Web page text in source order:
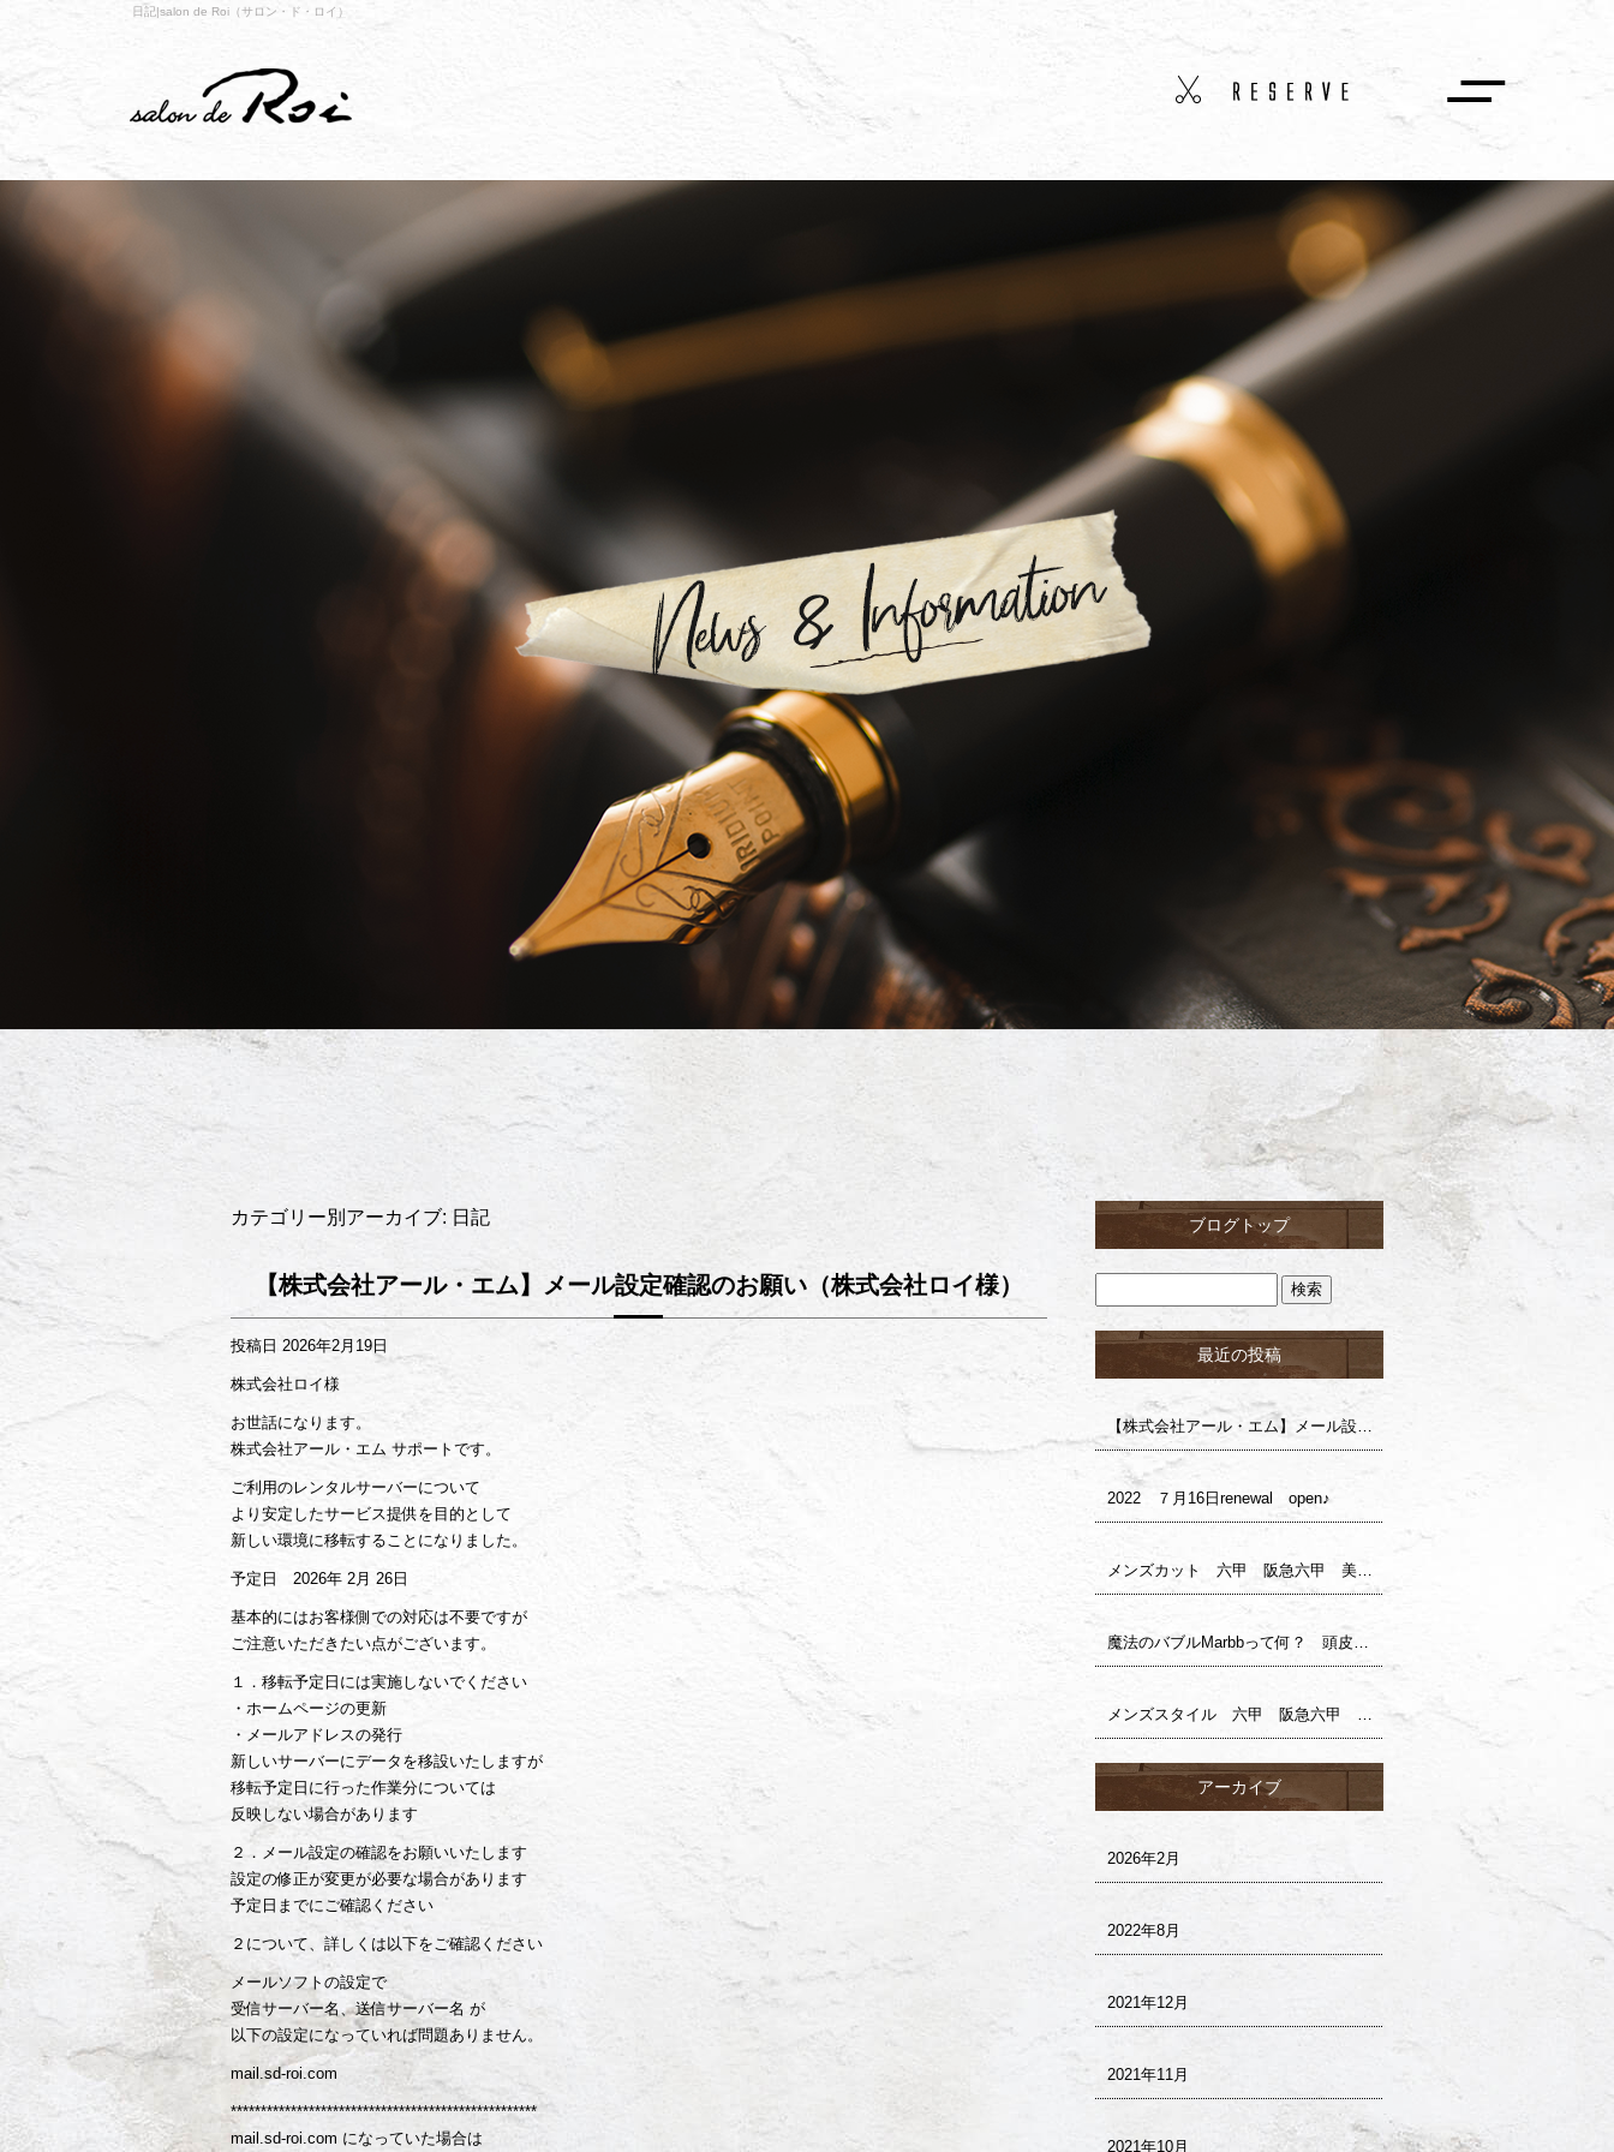
日記|salon de Roi（サロン・ド・ロイ）
カテゴリー別アーカイブ: 日記
【株式会社アール・エム】メール設定確認のお願い（株式会社ロイ様）
投稿日 2026年2月19日
株式会社ロイ様
お世話になります。
株式会社アール・エム サポートです。
ご利用のレンタルサーバーについて
より安定したサービス提供を目的として
新しい環境に移転することになりました。
予定日 2026年 2月 26日
基本的にはお客様側での対応は不要ですが
ご注意いただきたい点がございます。
１．移転予定日には実施しないでください
・ホームページの更新
・メールアドレスの発行
新しいサーバーにデータを移設いたしますが
移転予定日に行った作業分については
反映しない場合があります
２．メール設定の確認をお願いいたします
設定の修正が変更が必要な場合があります
予定日までにご確認ください
２について、詳しくは以下をご確認ください
メールソフトの設定で
受信サーバー名、送信サーバー名 が
以下の設定になっていれば問題ありません。
mail.sd-roi.com
***************************************************
mail.sd-roi.com になっていた場合は
ブログトップ
最近の投稿
【株式会社アール・エム】メール設定確認のお願い（株式会社ロイ様）
2022 ７月16日renewal open♪
メンズカット 六甲 阪急六甲 美容室 サロンドロイ
魔法のバブルMarbbって何？ 頭皮ケア 阪急六甲 六甲 美容室 ヘアサロン サロンドロイ
メンズスタイル 六甲 阪急六甲 美容室 サロンドロイ
アーカイブ
2026年2月
2022年8月
2021年12月
2021年11月
2021年10月